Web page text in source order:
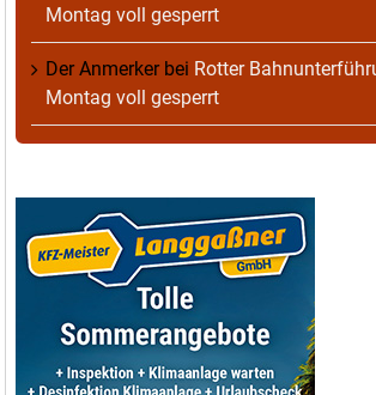
Montag voll gesperrt
Der Anmerkerbei Rotter
Montag voll gesperrt